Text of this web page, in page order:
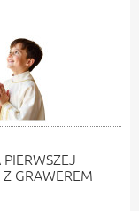
GRAWEREM